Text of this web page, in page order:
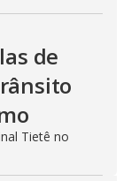
de
Tietê no